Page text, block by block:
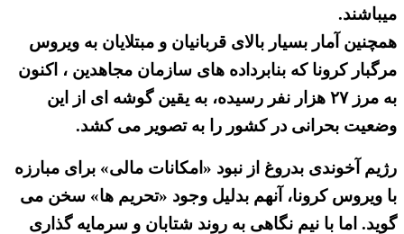
میباشند.
همچنین آمار بسیار بالای قربانیان و مبتلایان به ویروس
مرگبار کرونا که بنابرداده های سازمان مجاهدین ، اکنون
به مرز ۲۷ هزار نفر رسیده، به یقین گوشه ای از این
وضعیت بحرانی در کشور را به تصویر می کشد.
رژیم آخوندی بدروغ از نبود «امکانات مالی» برای مبارزه
با ویروس کرونا، آنهم بدلیل وجود «تحریم ها» سخن می
گوید. اما با نیم نگاهی به روند شتابان و سرمایه گذاری